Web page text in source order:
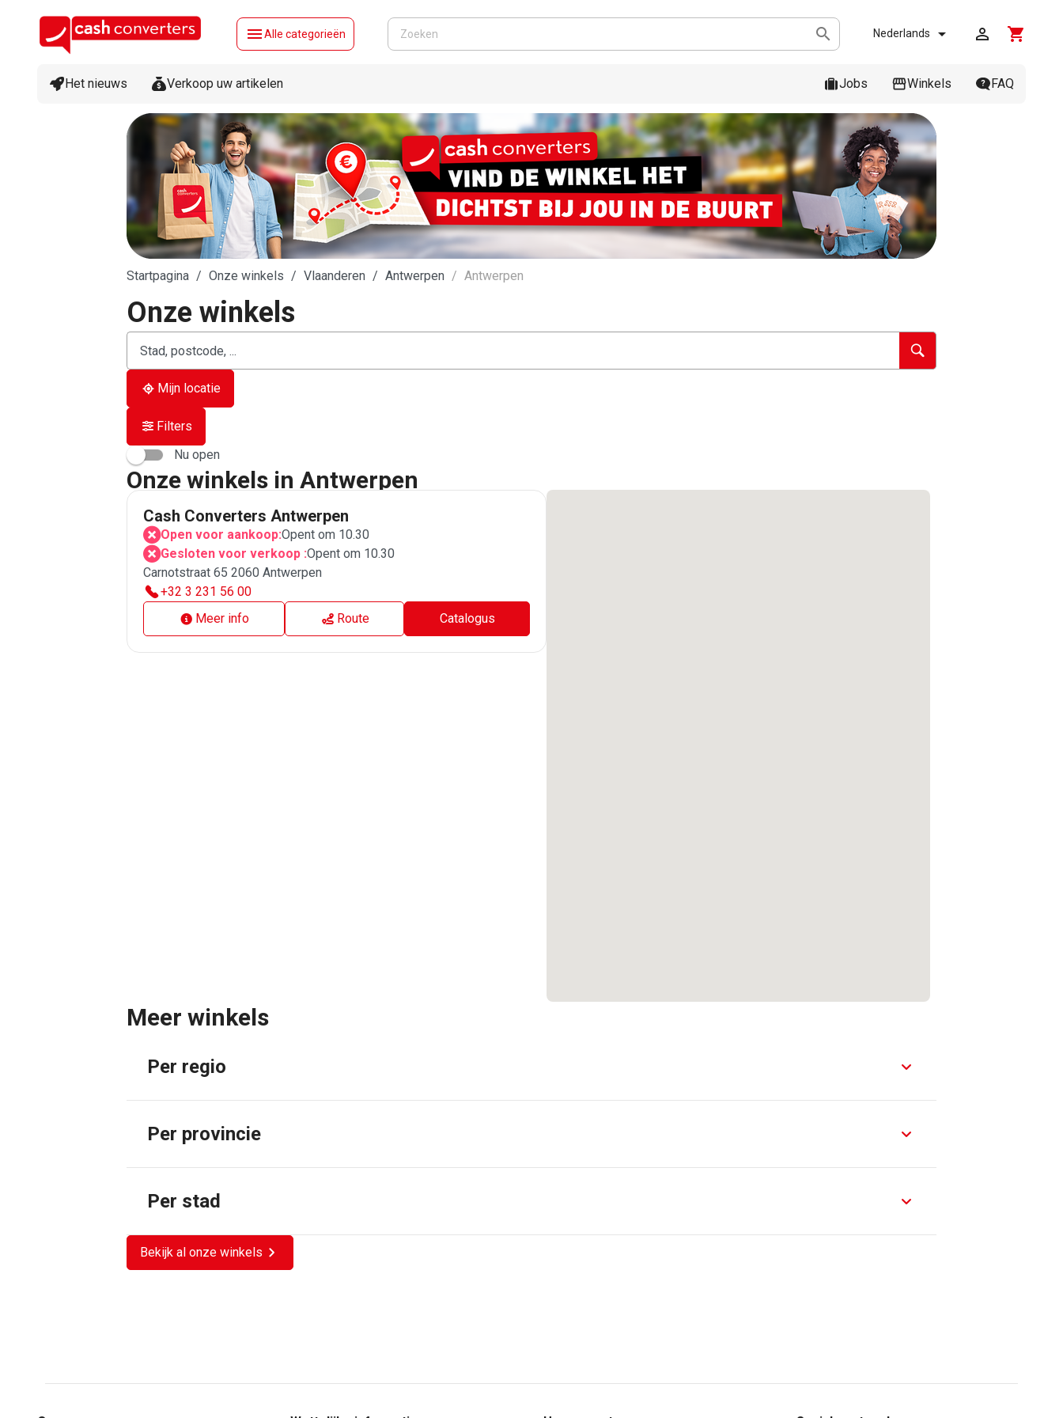
menuAlle categorieën  shopping_cart
Nederlands  
Het nieuws Verkoop uw artikelen Jobs Winkels FAQ
Startpagina Onze winkels Vlaanderen Antwerpen Antwerpen
Onze winkels
accessibility.searchform.label.searchformaccessibility.searchform.label.searchinput
accessibility.searchform.autocomplete_status
Mijn locatie
Filters
Nu open
Onze winkels in Antwerpen
Cash Converters Antwerpen
Open voor aankoop:Opent om 10.30
Gesloten voor verkoop :Opent om 10.30
Carnotstraat 65 2060 Antwerpen
+32 3 231 56 00
Meer info
Route Catalogus
Meer winkels
Per regio
Per provincie
Per stad
Bekijk al onze winkels